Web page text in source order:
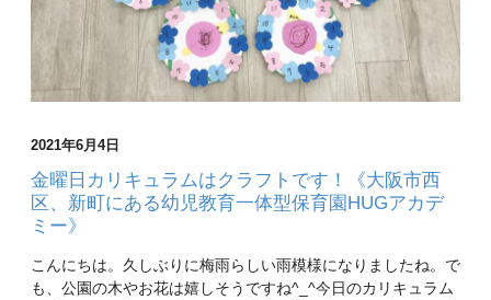
2021年6月4日
金曜日カリキュラムはクラフトです！《大阪市西
区、新町にある幼児教育一体型保育園HUGアカデ
ミー》
こんにちは。久しぶりに梅雨らしい雨模様になりましたね。で
も、公園の木やお花は嬉しそうですね^_^今日のカリキュラム